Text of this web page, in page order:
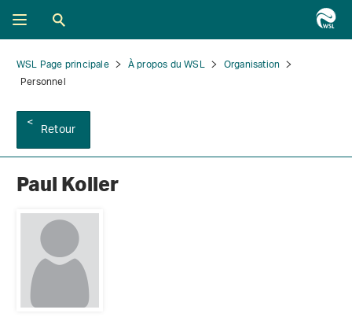
WSL Page principale À propos du WSL
Organisation
Personnel
Retour
Paul Koller